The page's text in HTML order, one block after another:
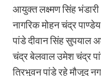
आयुक्त लक्ष्मण सिंह
नागरिक मोहन चंद्र
पांडे दीवान सिंह सुपयाल
चंद्र बेलवाल उमेश चंद्र
त्रिभुवन पांडे रहे मौजूद